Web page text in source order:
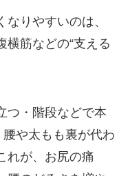
りやすいのは、
横筋などの“支える
つ・階段などで本
腰や太もも裏が代わ
れが、お尻の痛